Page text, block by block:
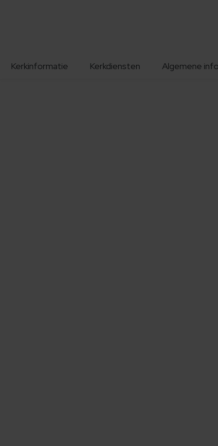
Kerkinformatie Kerkdiensten Algemene